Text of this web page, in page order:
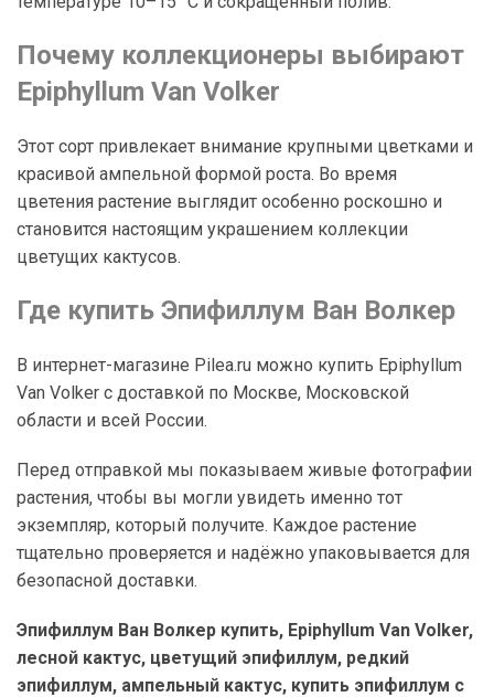
Почему коллекционеры выбирают
Epiphyllum Van Volker
Этот сорт привлекает внимание крупными цветками и
красивой ампельной формой роста. Во время
цветения растение выглядит особенно роскошно и
становится настоящим украшением коллекции
цветущих кактусов.
Где купить Эпифиллум Ван Волкер
В интернет-магазине Pilea.ru можно купить Epiphyllum
Van Volker с доставкой по Москве, Московской
области и всей России.
Перед отправкой мы показываем живые фотографии
растения, чтобы вы могли увидеть именно тот
экземпляр, который получите. Каждое растение
тщательно проверяется и надёжно упаковывается для
безопасной доставки.
Эпифиллум Ван Волкер купить, Epiphyllum Van Volker,
лесной кактус, цветущий эпифиллум, редкий
эпифиллум, ампельный кактус, купить эпифиллум с